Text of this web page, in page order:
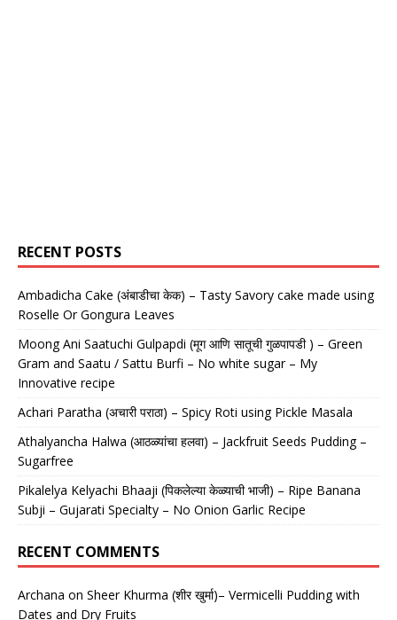
RECENT POSTS
Ambadicha Cake (अंबाडीचा केक) – Tasty Savory cake made using
Roselle Or Gongura Leaves
Moong Ani Saatuchi Gulpapdi (मूग आणि सातूची गुळपापडी ) – Green
Gram and Saatu / Sattu Burfi – No white sugar – My
Innovative recipe
Achari Paratha (अचारी पराठा) – Spicy Roti using Pickle Masala
Athalyancha Halwa (आठळ्यांचा हलवा) – Jackfruit Seeds Pudding –
Sugarfree
Pikalelya Kelyachi Bhaaji (पिकलेल्या केळ्याची भाजी) – Ripe Banana
Subji – Gujarati Specialty – No Onion Garlic Recipe
RECENT COMMENTS
Archana on Sheer Khurma (शीर खुर्मा)– Vermicelli Pudding with
Dates and Dry Fruits